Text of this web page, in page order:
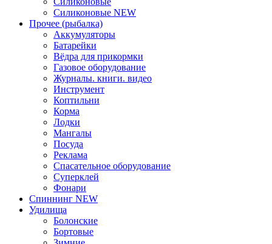
Силиконовые NEW
Прочее (рыбалка)
Аккумуляторы
Батарейки
Вёдра для прикормки
Газовое оборудование
Журналы. книги. видео
Инструмент
Коптильни
Корма
Лодки
Мангалы
Посуда
Реклама
Спасательное оборудование
Суперклей
Фонари
Спиннинг NEW
Удилища
Болонские
Бортовые